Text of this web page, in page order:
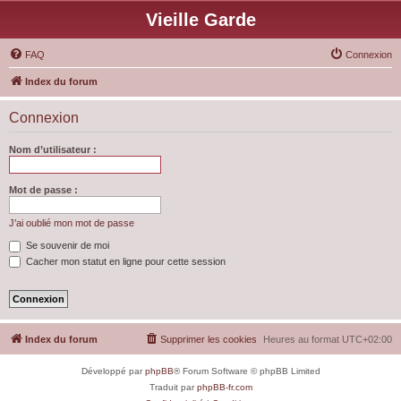
Vieille Garde
FAQ Connexion
Index du forum
Connexion
Nom d’utilisateur :
Mot de passe :
J’ai oublié mon mot de passe
Se souvenir de moi
Cacher mon statut en ligne pour cette session
Index du forum Heures au format UTC+02:00
Supprimer les cookies
Développé parphpBB® Forum Software © phpBB Limited
Traduit parphpBB-fr.com